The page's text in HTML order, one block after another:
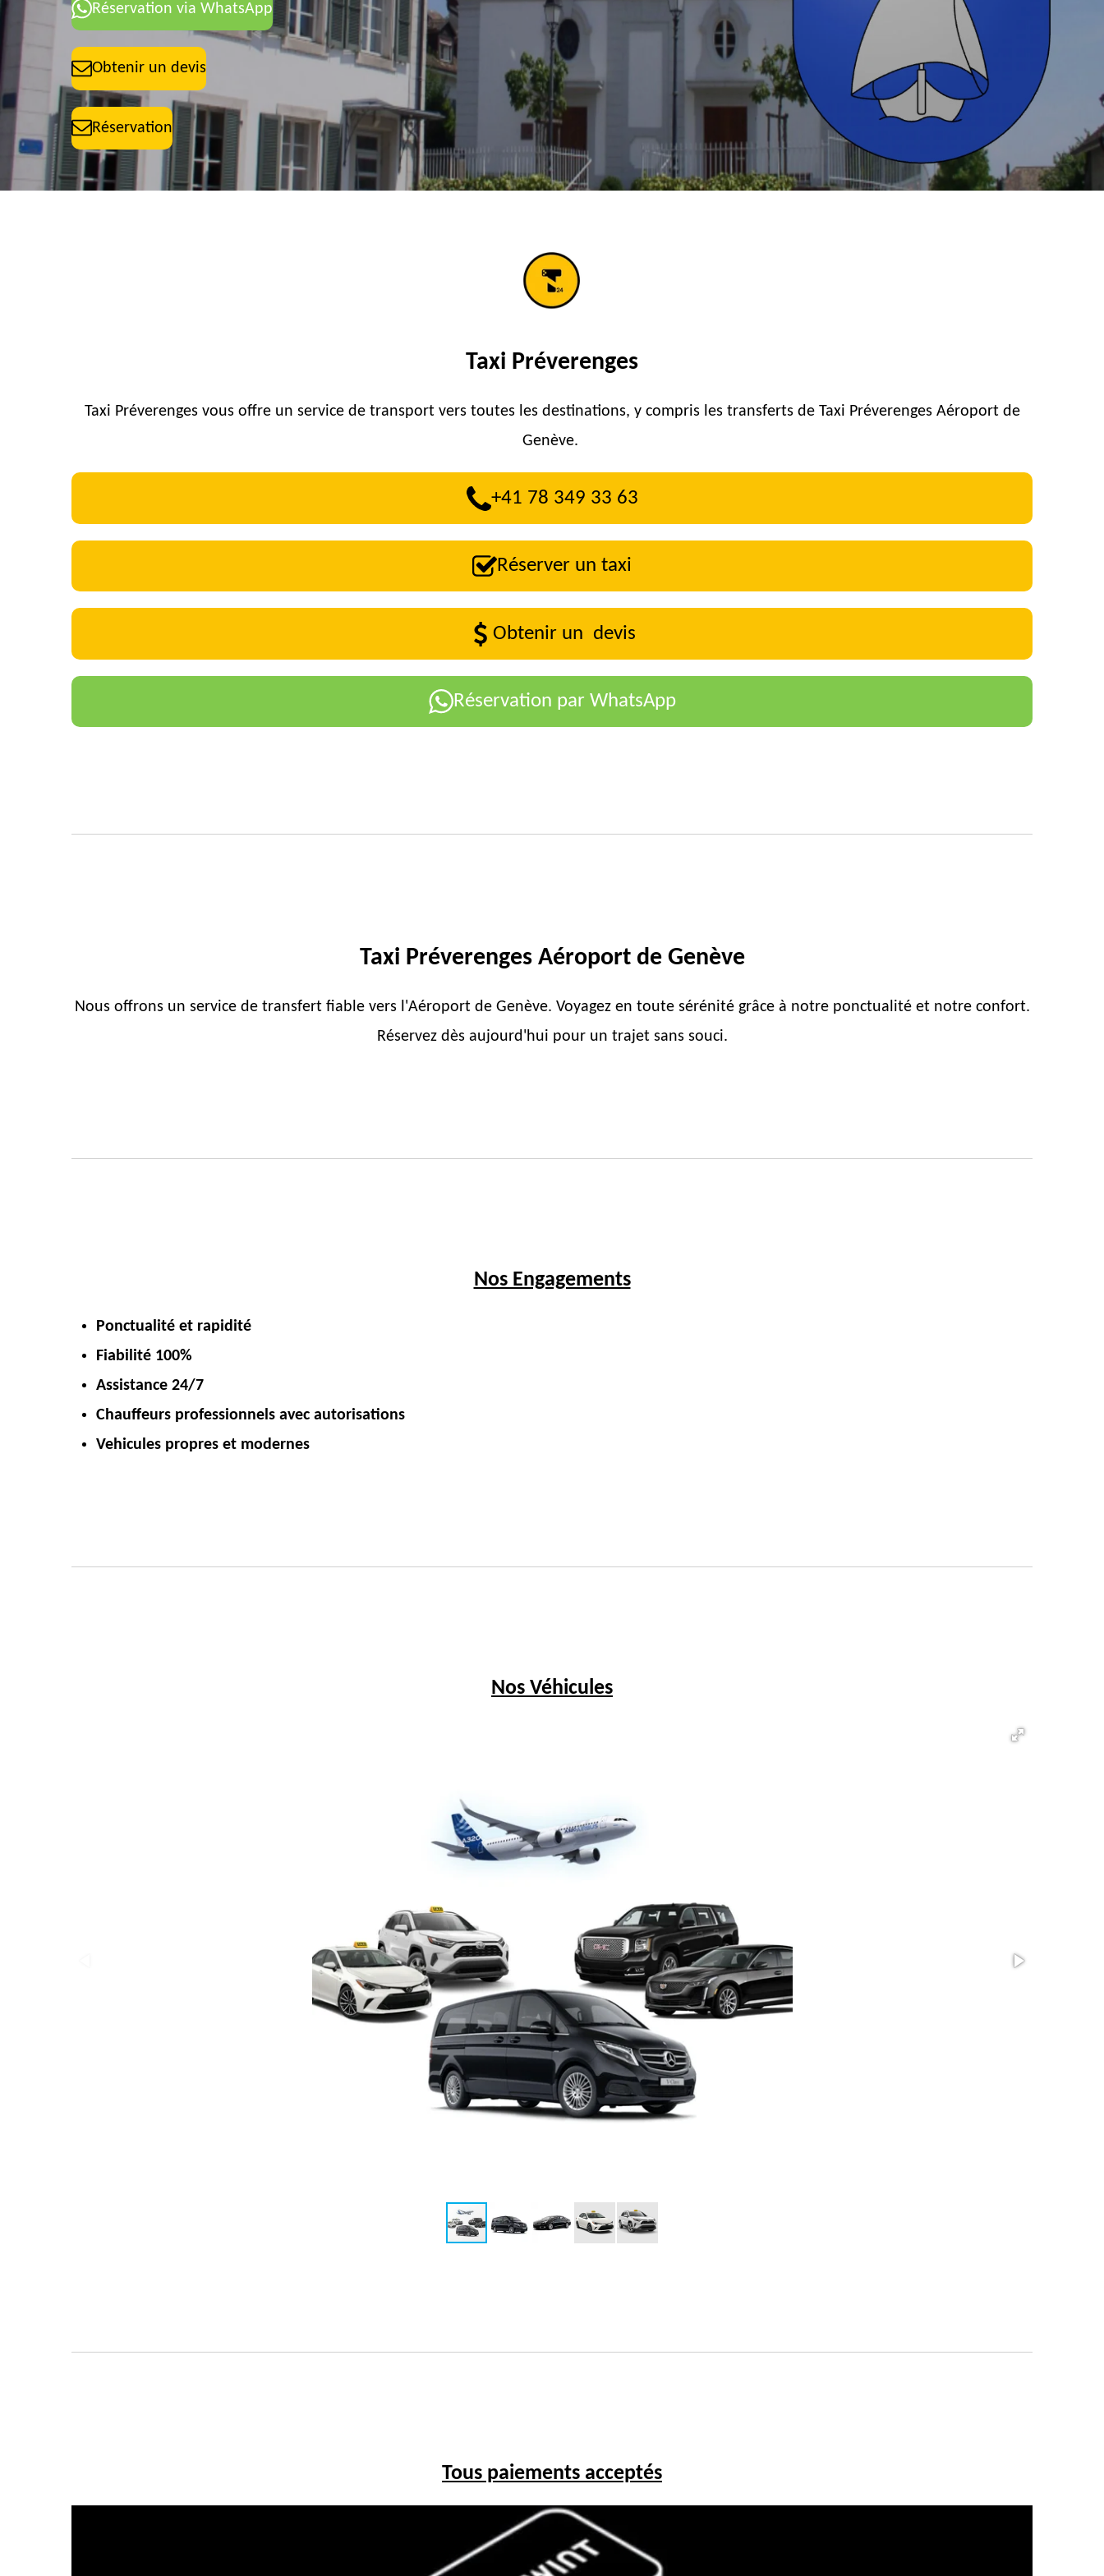
Réservation via WhatsApp
Obtenir un devis
Réservation
Taxi Préverenges
Taxi Préverenges vous offre un service de transport vers toutes les destinations, y compris les transferts de Taxi Préverenges Aéroport de
Genève.
+41 78 349 33 63
Réserver un taxi
Obtenir un devis
Réservation par WhatsApp
Taxi Préverenges Aéroport de Genève
Nous offrons un service de transfert fiable vers l'Aéroport de Genève. Voyagez en toute sérénité grâce à notre ponctualité et notre confort.
Réservez dès aujourd'hui pour un trajet sans souci.
Nos Engagements
Ponctualité et rapidité
Fiabilité 100%
Assistance 24/7
Chauffeurs professionnels avec autorisations
Vehicules propres et modernes
Nos Véhicules
Tous paiements acceptés